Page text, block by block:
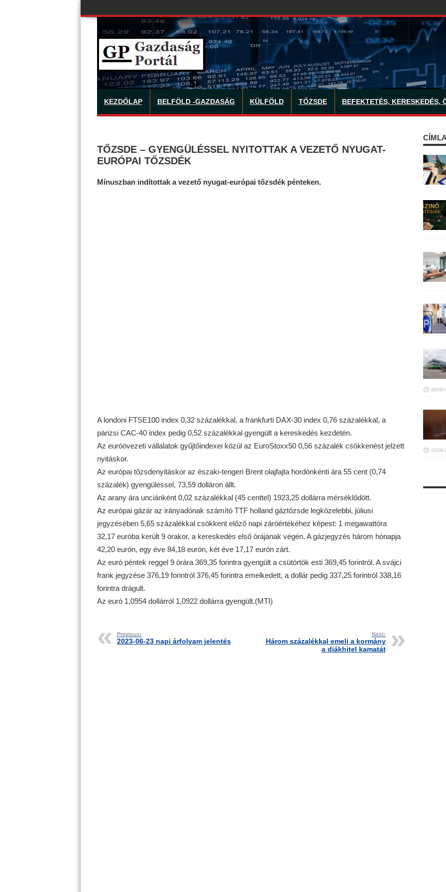
KEZDŐLAP BELFÖLD -GAZDASÁG KÜLFÖLD TŐZSDE BEFEKTETÉS, KERESKEDÉS,
TŐZSDE – GYENGÜLÉSSEL NYITOTTAK A VEZETŐ NYUGAT-
EURÓPAI TŐZSDÉK
Mínuszban indítottak a vezető nyugat-európai tőzsdék pénteken.
A londoni FTSE100 index 0,32 százalékkal, a frankfurti DAX-30 index 0,76 százalékkal, a
párizsi CAC-40 index pedig 0,52 százalékkal gyengült a kereskedés kezdetén.
Az euróövezeti vállalatok gyűjtőindexei közül az EuroStoxx50 0,56 százalék csökkenést jelzett
nyitáskor.
Az európai tőzsdenyitáskor az északi-tengeri Brent olajfajta hordónkénti ára 55 cent (0,74
százalék) gyengüléssel, 73,59 dolláron állt.
Az arany ára unciánként 0,02 százalékkal (45 centtel) 1923,25 dollárra mérséklődött.
Az európai gázár az irányadónak számító TTF holland gáztőzsde legközelebbi, júliusi
jegyzésében 5,65 százalékkal csökkent előző napi záróértékéhez képest: 1 megawattóra
32,17 euróba került 9 órakor, a kereskedés első órájának végén. A gázjegyzés három hónapja
42,20 eurón, egy éve 84,18 eurón, két éve 17,17 eurón zárt.
Az euró péntek reggel 9 órára 369,35 forintra gyengült a csütörtök esti 369,45 forintról. A svájci
frank jegyzése 376,19 forintról 376,45 forintra emelkedett, a dollár pedig 337,25 forintról 338,16
forintra drágult.
Az euró 1,0954 dollárról 1,0922 dollárra gyengült.(MTI)
Previous:
2023-06-23 napi árfolyam jelentés
Next:
Három százalékkal emeli a kormány
a diákhitel kamatát
2026-
2026-